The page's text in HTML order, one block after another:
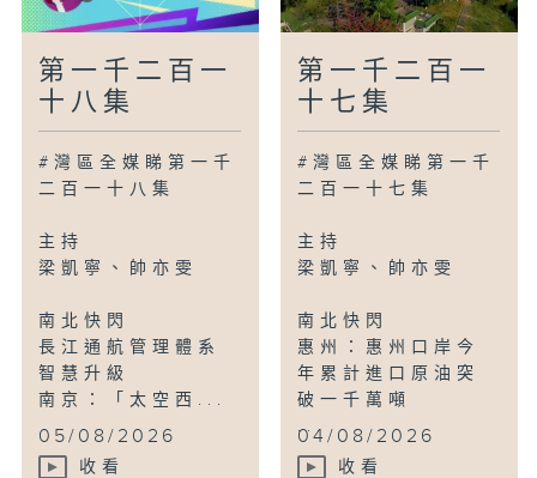
第一千二百一
十八集
#灣區全媒睇第一千
二百一十八集
主持
梁凱寧、帥亦雯
南北快閃
長江通航管理體系
智慧升級
南京：「太空西...
05/08/2026
收看
第一千二百一
十七集
#灣區全媒睇第一千
二百一十七集
主持
梁凱寧、帥亦雯
南北快閃
惠州：惠州口岸今
年累計進口原油突
破一千萬噸
...
04/08/2026
收看